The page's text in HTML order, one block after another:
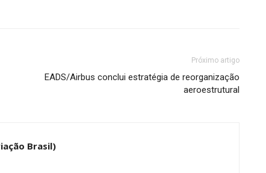
Próximo artigo
EADS/Airbus conclui estratégia de reorganização
aeroestrutural
Brasil)